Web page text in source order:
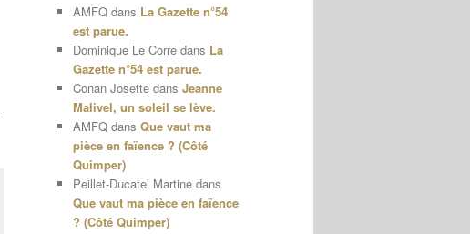
AMFQ dans La Gazette n°54
est parue.
Dominique Le Corre dans La
Gazette n°54 est parue.
Conan Josette dans Jeanne
Malivel, un soleil se lève.
AMFQ dans Que vaut ma
pièce en faïence ? (Côté
Quimper)
Peillet-Ducatel Martine dans
Que vaut ma pièce en faïence
? (Côté Quimper)